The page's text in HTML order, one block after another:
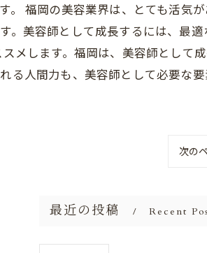
。 福岡の美容業界は、とても活気が
。美容師として成長するには、最適
メします。福岡は、美容師として
る人間力も、美容師として必要な
次の
最近の投稿 Recent